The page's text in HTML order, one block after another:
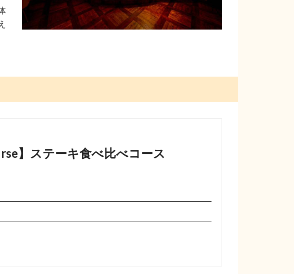
】ステーキ食べ比べコース